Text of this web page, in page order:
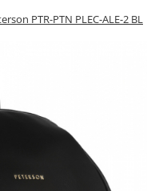
PTR-PTN PLEC-ALE-2 BL